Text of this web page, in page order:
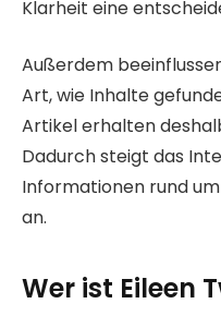
Klarheit eine
Außerdem
Art, wie Inhalte
Artikel erhalten
Dadurch steigt das
Informationen rund
an.
Wer ist Eileen